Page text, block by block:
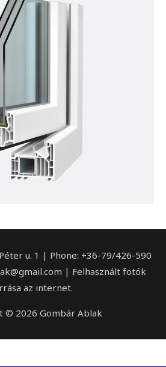
u. 1 | Phone: +36-79/426-590
| Felhasznált fotók
az internet.
© 2026 Gombár Ablak